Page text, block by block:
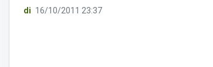
di 16/10/2011 23:37